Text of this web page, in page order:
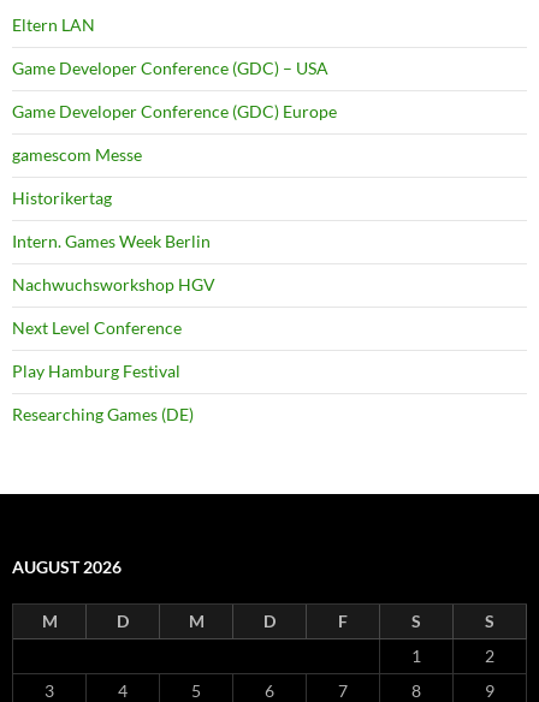
Eltern LAN
Game Developer Conference (GDC) – USA
Game Developer Conference (GDC) Europe
gamescom Messe
Historikertag
Intern. Games Week Berlin
Nachwuchsworkshop HGV
Next Level Conference
Play Hamburg Festival
Researching Games (DE)
AUGUST 2026
M D M D F S
S
1
2
3
4 5 6 7 8
9